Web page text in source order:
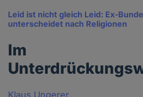
Leid ist nicht gleich Leid: Ex-
unterscheidet nach Religionen
Im
Klaus Ungerer